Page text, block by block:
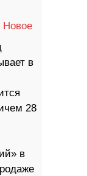
Новое
в
28
в